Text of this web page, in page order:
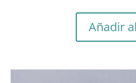
Añadir